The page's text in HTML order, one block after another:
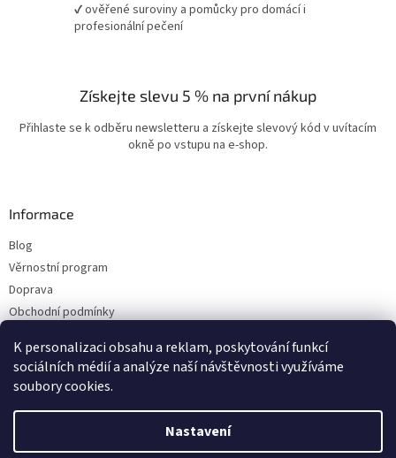
K personalizaci obsahu a reklam, poskytování funkcí
sociálních médií a analýze naší návštěvnosti využíváme
soubory cookies.
Nastavení
✔ ověřené suroviny a pomůcky pro domácí i
profesionální pečení
Získejte slevu 5 % na první nákup
Přihlaste se k odběru newsletteru a získejte slevový kód v uvítacím
okně po vstupu na e-shop.
Informace
Blog
Věrnostní program
Doprava
Obchodní podmínky
Kontakty
Vytvořil Shoptet